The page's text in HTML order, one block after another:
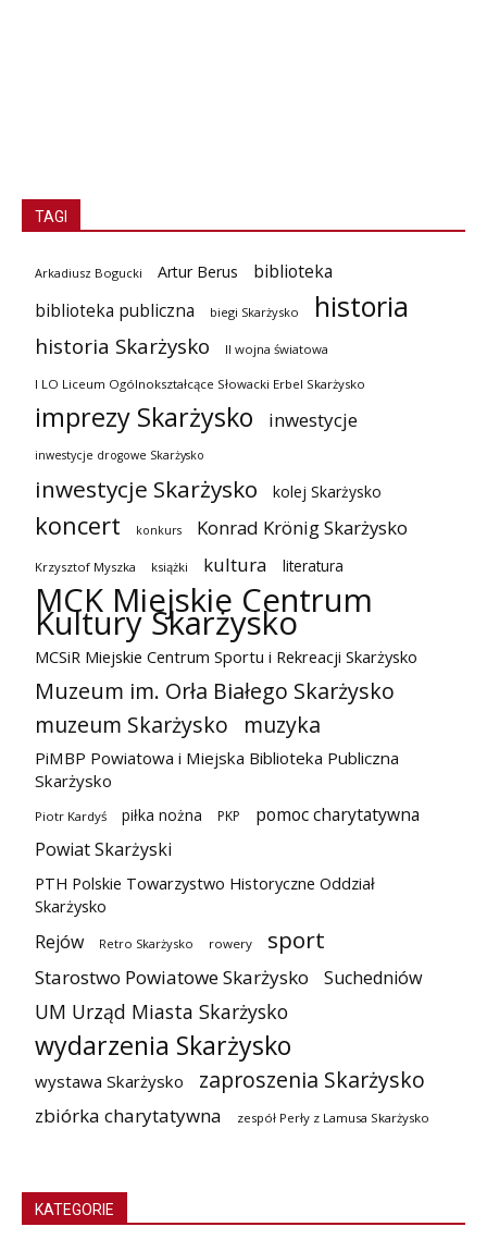
TAGI
Arkadiusz Bogucki Artur Berus
biblioteka
biblioteka publiczna
biegi Skarżysko historia
historia Skarżysko II wojna światowa
I LO Liceum Ogólnokształcące Słowacki Erbel Skarżysko
imprezy Skarżysko inwestycje
inwestycje drogowe Skarżysko
inwestycje Skarżysko kolej Skarżysko
koncert konkurs Konrad Krönig Skarżysko
Krzysztof Myszka książki kultura literatura
MCK Miejskie Centrum
Kultury Skarżysko
MCSiR Miejskie Centrum Sportu i Rekreacji Skarżysko
Muzeum im. Orła Białego Skarżysko
muzeum Skarżysko
muzyka
PiMBP Powiatowa i Miejska Biblioteka Publiczna
Skarżysko
Piotr Kardyś piłka nożna PKP
pomoc charytatywna
Powiat Skarżyski
PTH Polskie Towarzystwo Historyczne Oddział
Skarżysko
Rejów Retro Skarżysko rowery sport
Starostwo Powiatowe Skarżysko Suchedniów
UM Urząd Miasta Skarżysko
wydarzenia Skarżysko
wystawa Skarżysko zaproszenia Skarżysko
zbiórka charytatywna zespół Perły z Lamusa Skarżysko
KATEGORIE